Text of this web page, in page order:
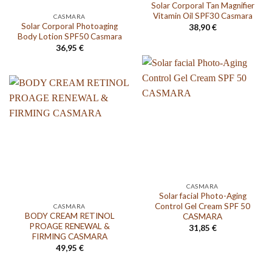
Solar Corporal Tan Magnifier
Vitamin Oil SPF30 Casmara
38,90€
CASMARA
Solar Corporal Photoaging
Body Lotion SPF50 Casmara
36,95 €
CASMARA
Solar facial Photo-Aging
Control Gel Cream SPF 50
CASMARA
31,85 €
CASMARA
BODY CREAM RETINOL
PROAGE RENEWAL &
FIRMING CASMARA
49,95 €